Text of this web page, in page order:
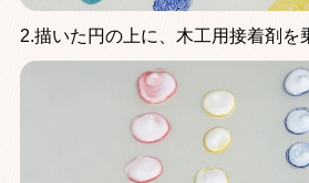
2.描いた円の上に、木工用接着剤を